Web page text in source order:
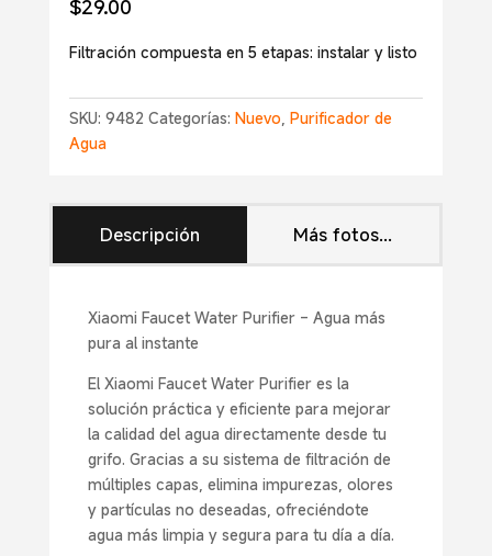
$29.00
Filtración compuesta en 5 etapas: instalar y listo
SKU: 9482 Categorías: Nuevo, Purificador de
Agua
Descripción Más fotos...
Xiaomi Faucet Water Purifier – Agua más
pura al instante
El Xiaomi Faucet Water Purifier es la
solución práctica y eficiente para mejorar
la calidad del agua directamente desde tu
grifo. Gracias a su sistema de filtración de
múltiples capas, elimina impurezas, olores
y partículas no deseadas, ofreciéndote
agua más limpia y segura para tu día a día.